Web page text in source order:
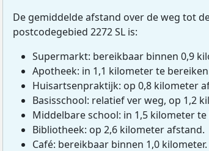
De gemiddelde afstand over de weg tot
postcodegebied 2272 SL is:
Supermarkt: bereikbaar binnen 0,9
Apotheek: in 1,1 kilometer te
Huisartsenpraktijk: op 0,8 kilometer
Basisschool: relatief ver weg, op 1,2
Middelbare school: in 1,5 kilometer
Bibliotheek: op 2,6 kilometer afstand.
Café: bereikbaar binnen 1,0 kilometer.